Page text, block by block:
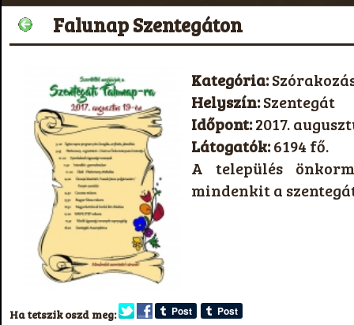
Falunap Szentegáton
Kategória:
Helyszín:Szentegát
Időpont:2017.
Látogatók:6194 fő.
A település
mindenkit a
Ha tetszik oszd meg: